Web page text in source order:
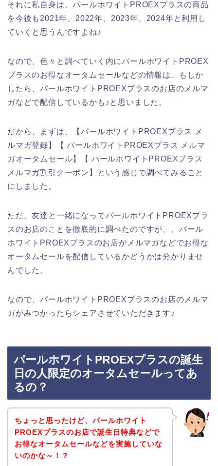
それに私自身は、パールホワイトPROEXプラスの商品
を今後も2021年、2022年、2023年、2024年と利用し
ていくと思うんですよね♪
なので、色々と調べていく内にパールホワイトPROEX
プラスのお得なオータムセールなどの情報は、もしか
したら、パールホワイトPROEXプラスのお店のメルマ
ガなどで配信しているかも♪と思いました。
だから、まずは、【パールホワイトPROEXプラス メ
ルマガ登録】【 パールホワイトPROEXプラス メルマ
ガオータムセール】【 パールホワイトPROEXプラス
メルマガ割引クーポン】という感じで調べてみること
にしました。
ただ、友達と一緒になってパールホワイトPROEXプラ
スのお店のことを徹底的に調べたのですが、、パール
ホワイトPROEXプラスのお店がメルマガなどでお得な
オータムセールを配信しているかどうかは分かりませ
んでした。
なので、パールホワイトPROEXプラスのお店のメルマ
ガがみつかったらシェアさせていただきます♪
パールホワイトPROEXプラスの誕生
日の人限定のオータムセールってあ
るの？
ちょっと思ったけど、パールホワイト
PROEXプラスのお店で誕生日特典などで
お得なオータムセールなどを実施していな
いのかな～！？